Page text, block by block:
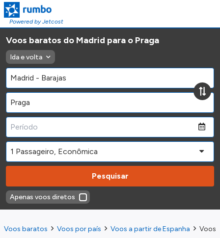
Powered by Jetcost
Voos baratos do Madrid para o Praga
Ida e volta
Pesquisar
Apenas voos diretos
Voos baratos Voos por país Voos a partir de Espanha Voos